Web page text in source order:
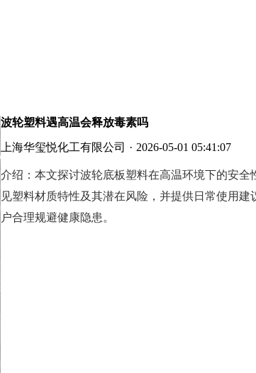
波轮塑料遇高温会释放毒素吗
上海华玺悦化工有限公司 · 2026-05-01 05:41:07
介绍： 本文探讨波轮底板塑料在高温环境下的安全
见塑料材质特性及其潜在风险，并提供日常使用建
户合理规避健康隐患。